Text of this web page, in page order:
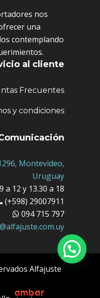
nos
una
contemplando
al cliente
Frecuentes
y condiciones
Montevideo,
Uruguay
a 12 y 13.30 a 18
(+598) 29007911
094 715 797
Alfajuste